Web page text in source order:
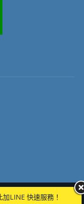
帳篷(帳棚)製造廠商.
加LINE 快速服務！